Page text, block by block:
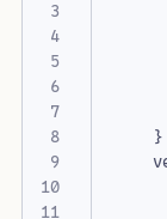
4
5
6
7
8
9
10
11
}